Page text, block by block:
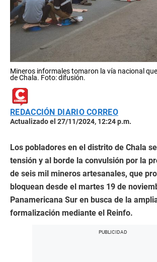
Mineros informales tomaron la vía nacional
de Chala. Foto: difusión.
REDACCIÓN DIARIO CORREO
Actualizado el 27/11/2024, 12:24 p.m.
Los pobladores en el distrito de Chala
tensión y al borde la convulsión por la
de seis mil mineros artesanales, que
bloquean desde el martes 19 de
Panamericana Sur en busca de la
formalización mediante el Reinfo.